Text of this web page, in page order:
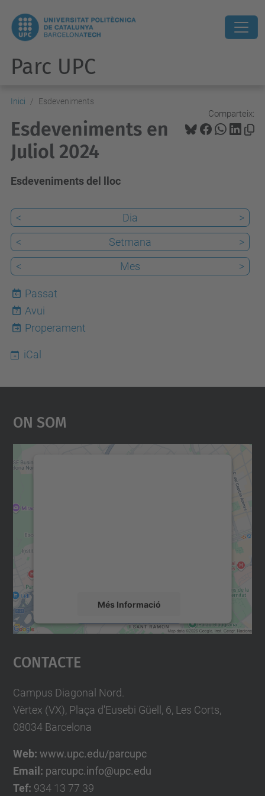
Parc UPC
Inici Esdeveniments
Comparteix:
Esdeveniments en
Juliol 2024
Esdeveniments del lloc
< Dia
>
<
Setmana
>
<
Mes >
Passat
7
Avui
Properament
iCal
On Som
Més Informació
Accepta
powered by
Contacte
Campus Diagonal Nord.
Vèrtex (VX), Plaça d'Eusebi Güell, 6, Les Corts,
08034 Barcelona
Web: www.upc.edu/parcupc
Email: parcupc.info@upc.edu
Tef: 934 13 77 39